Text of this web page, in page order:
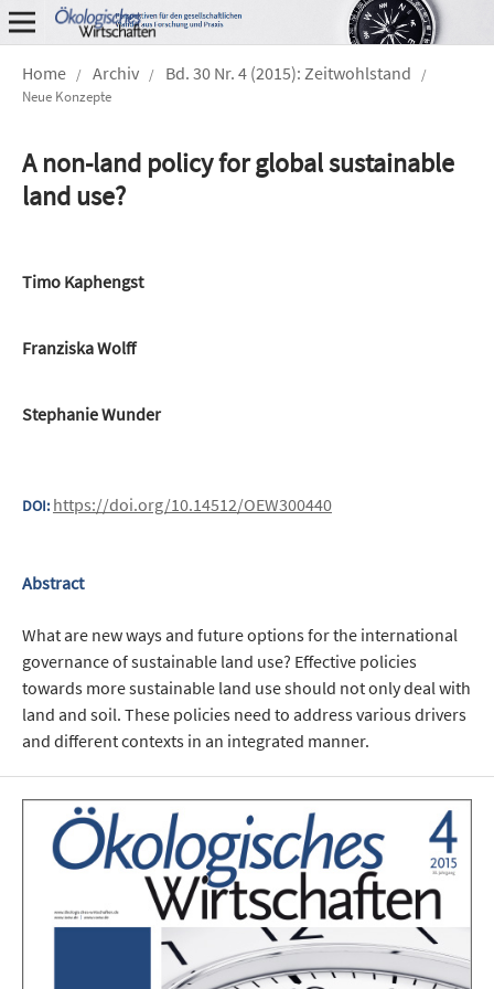
Home / Archiv / Bd. 30 Nr. 4 (2015): Zeitwohlstand
/
Neue Konzepte
A non-land policy for global sustainable
land use?
Timo Kaphengst
Franziska Wolff
Stephanie Wunder
DOI: https://doi.org/10.14512/OEW300440
Abstract
What are new ways and future options for the international
governance of sustainable land use? Effective policies
towards more sustainable land use should not only deal with
land and soil. These policies need to address various drivers
and different contexts in an integrated manner.